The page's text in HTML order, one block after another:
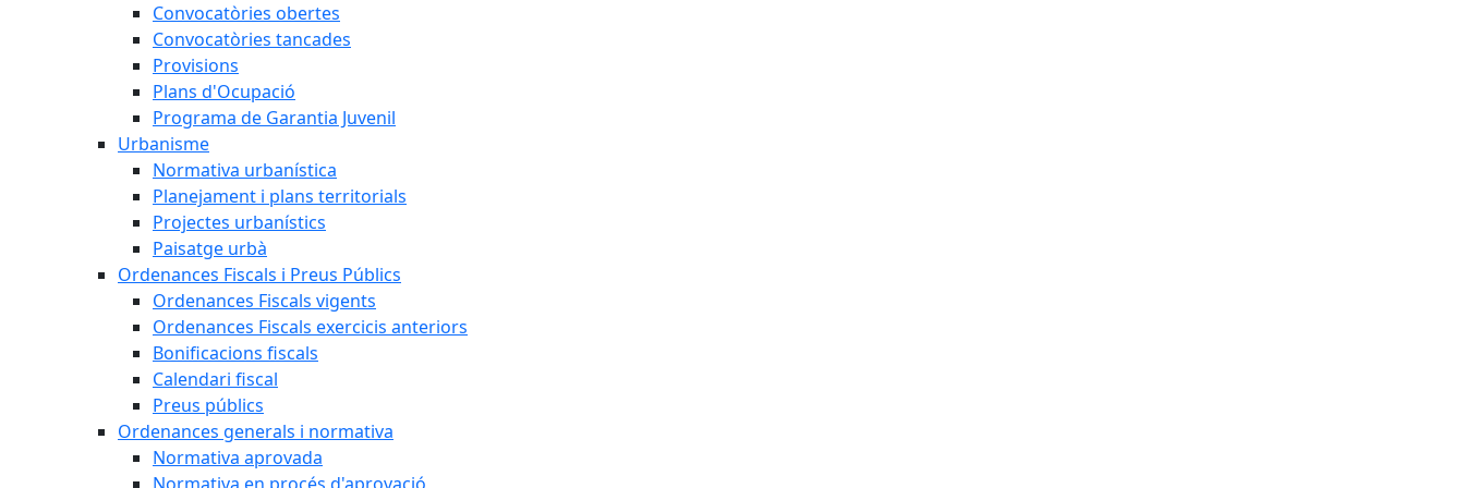
Convocatòries obertes
Convocatòries tancades
Provisions
Plans d'Ocupació
Programa de Garantia Juvenil
Urbanisme
Normativa urbanística
Planejament i plans territorials
Projectes urbanístics
Paisatge urbà
Ordenances Fiscals i Preus Públics
Ordenances Fiscals vigents
Ordenances Fiscals exercicis anteriors
Bonificacions fiscals
Calendari fiscal
Preus públics
Ordenances generals i normativa
Normativa aprovada